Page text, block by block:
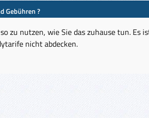
Gebühren ?
zu nutzen, wie Sie das zuhause tun.
nicht abdecken.